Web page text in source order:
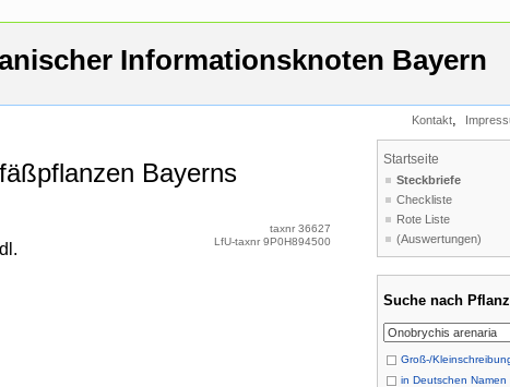
Informationsknoten Bayern
Kontakt,
Bayerns
taxnr 36627
LfU-taxnr 9P0H894500
Startseite
Steckbriefe
Checkliste
Rote Liste
(Auswertungen)
Suche nach
Groß-/
in Deutschen Namen